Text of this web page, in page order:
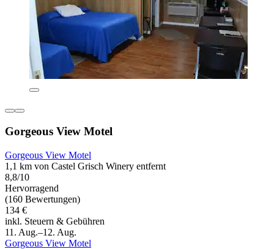
Gorgeous View Motel
Gorgeous View Motel
1,1 km von Castel Grisch Winery entfernt
8,8/10
Hervorragend
(160 Bewertungen)
134 €
inkl. Steuern & Gebühren
11. Aug.–12. Aug.
Gorgeous View Motel